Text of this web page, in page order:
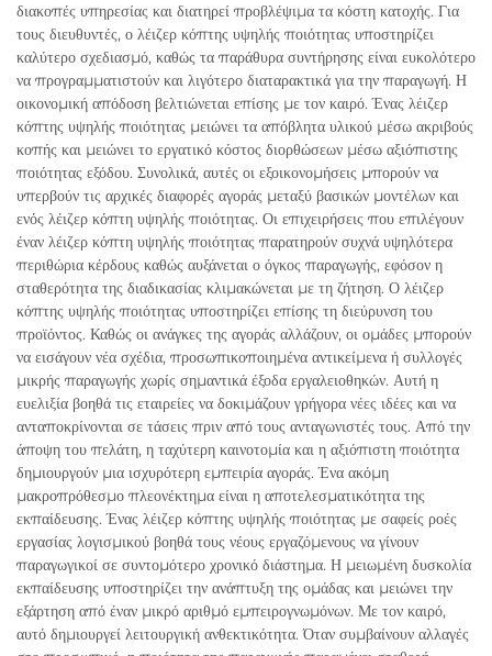
διακοπές υπηρεσίας και διατηρεί προβλέψιμα τα κόστη κατοχής. Για
τους διευθυντές, ο λέιζερ κόπτης υψηλής ποιότητας υποστηρίζει
καλύτερο σχεδιασμό, καθώς τα παράθυρα συντήρησης είναι ευκολότερο
να προγραμματιστούν και λιγότερο διαταρακτικά για την παραγωγή. Η
οικονομική απόδοση βελτιώνεται επίσης με τον καιρό. Ένας λέιζερ
κόπτης υψηλής ποιότητας μειώνει τα απόβλητα υλικού μέσω ακριβούς
κοπής και μειώνει το εργατικό κόστος διορθώσεων μέσω αξιόπιστης
ποιότητας εξόδου. Συνολικά, αυτές οι εξοικονομήσεις μπορούν να
υπερβούν τις αρχικές διαφορές αγοράς μεταξύ βασικών μοντέλων και
ενός λέιζερ κόπτη υψηλής ποιότητας. Οι επιχειρήσεις που επιλέγουν
έναν λέιζερ κόπτη υψηλής ποιότητας παρατηρούν συχνά υψηλότερα
περιθώρια κέρδους καθώς αυξάνεται ο όγκος παραγωγής, εφόσον η
σταθερότητα της διαδικασίας κλιμακώνεται με τη ζήτηση. Ο λέιζερ
κόπτης υψηλής ποιότητας υποστηρίζει επίσης τη διεύρυνση του
προϊόντος. Καθώς οι ανάγκες της αγοράς αλλάζουν, οι ομάδες μπορούν
να εισάγουν νέα σχέδια, προσωπικοποιημένα αντικείμενα ή συλλογές
μικρής παραγωγής χωρίς σημαντικά έξοδα εργαλειοθηκών. Αυτή η
ευελιξία βοηθά τις εταιρείες να δοκιμάζουν γρήγορα νέες ιδέες και να
ανταποκρίνονται σε τάσεις πριν από τους ανταγωνιστές τους. Από την
άποψη του πελάτη, η ταχύτερη καινοτομία και η αξιόπιστη ποιότητα
δημιουργούν μια ισχυρότερη εμπειρία αγοράς. Ένα ακόμη
μακροπρόθεσμο πλεονέκτημα είναι η αποτελεσματικότητα της
εκπαίδευσης. Ένας λέιζερ κόπτης υψηλής ποιότητας με σαφείς ροές
εργασίας λογισμικού βοηθά τους νέους εργαζόμενους να γίνουν
παραγωγικοί σε συντομότερο χρονικό διάστημα. Η μειωμένη δυσκολία
εκπαίδευσης υποστηρίζει την ανάπτυξη της ομάδας και μειώνει την
εξάρτηση από έναν μικρό αριθμό εμπειρογνωμόνων. Με τον καιρό,
αυτό δημιουργεί λειτουργική ανθεκτικότητα. Όταν συμβαίνουν αλλαγές